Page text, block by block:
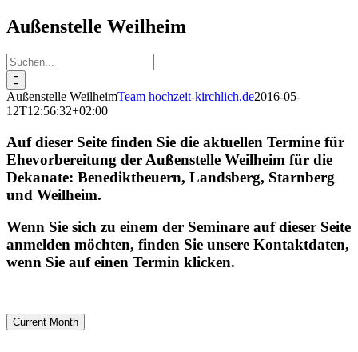
Außenstelle Weilheim
Suche
nach:
Außenstelle WeilheimTeam hochzeit-kirchlich.de2016-05-
12T12:56:32+02:00
Auf dieser Seite finden Sie die aktuellen Termine für
Ehevorbereitung der Außenstelle Weilheim für die
Dekanate: Benediktbeuern, Landsberg, Starnberg
und Weilheim.
Wenn Sie sich zu einem der Seminare auf dieser Seite
anmelden möchten, finden Sie unsere Kontaktdaten,
wenn Sie auf einen Termin klicken.
Current Month